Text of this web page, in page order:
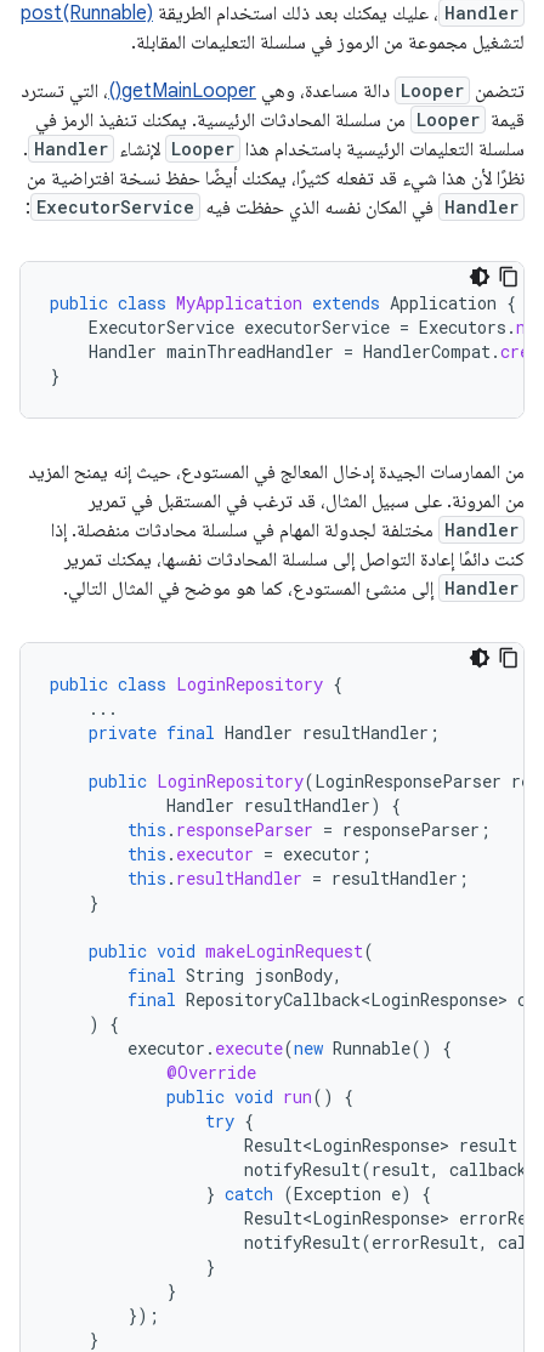
Handler ، عليك يمكنك بعد ذلك استخدام الطريقة post(Runnable)
لتشغيل مجموعة من الرموز في سلسلة التعليمات المقابلة.
تتضمن Looper دالة مساعدة، وهي getMainLooper() ، التي تسترد
قيمة Looper من سلسلة المحادثات الرئيسية. يمكنك تنفيذ الرمز في
سلسلة التعليمات الرئيسية باستخدام هذا Looper لإنشاء Handler
.
نظرًا لأن هذا شيء قد تفعله كثيرًا، يمكنك أيضًا حفظ نسخة افتراضية من
Handler في المكان نفسه الذي حفظت فيه ExecutorService
:
public class MyApplication extends Application {
ExecutorService executorService = Executors .
Handler mainThreadHandler = HandlerCompat.
}
من الممارسات الجيدة إدخال المعالج في المستودع، حيث إنه يمنح المزيد
من المرونة. على سبيل المثال، قد ترغب في المستقبل في تمرير
Handler مختلفة لجدولة المهام في سلسلة محادثات منفصلة. إذا
كنت دائمًا إعادة التواصل إلى سلسلة المحادثات نفسها، يمكنك تمرير
Handler إلى منشئ المستودع، كما هو موضح في المثال التالي.
public class LoginRepository {
...
private final Handler resultHandler ;
public LoginRepository(LoginResponseParser
Handler resultHandler)
{
this . responseParser = responseParser ;
this . executor = executor ;
this . resultHandler = resultHandler ;
}
public void makeLoginRequest(
final String jsonBody,
final RepositoryCallback<LoginResponse>
)
{
executor . execute(new Runnable()
{
@Override
public void run()
{
try {
Result<LoginResponse> result
notifyResult(result, callback
} catch (Exception e)
{
Result<LoginResponse>
notifyResult(errorResult,
}
}
});
}